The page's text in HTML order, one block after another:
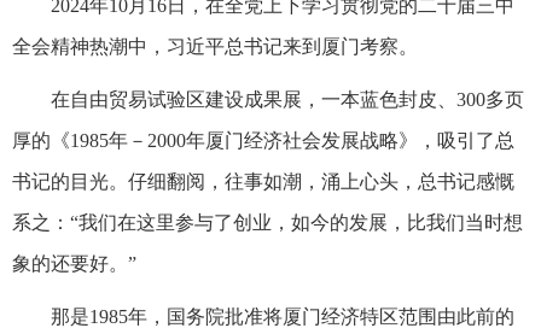
2024年10月16日，在全党上下学习贯彻党的二十届三中
全会精神热潮中，习近平总书记来到厦门考察。
在自由贸易试验区建设成果展，一本蓝色封皮、300多页
厚的《1985年－2000年厦门经济社会发展战略》，吸引了总
书记的目光。仔细翻阅，往事如潮，涌上心头，总书记感慨
系之：“我们在这里参与了创业，如今的发展，比我们当时想
象的还要好。”
那是1985年，国务院批准将厦门经济特区范围由此前的